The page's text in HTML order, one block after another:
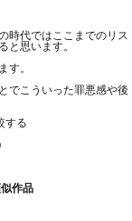
時代ではここまでのリス
と思います。
す。
でこういった罪悪感や後
する
作品